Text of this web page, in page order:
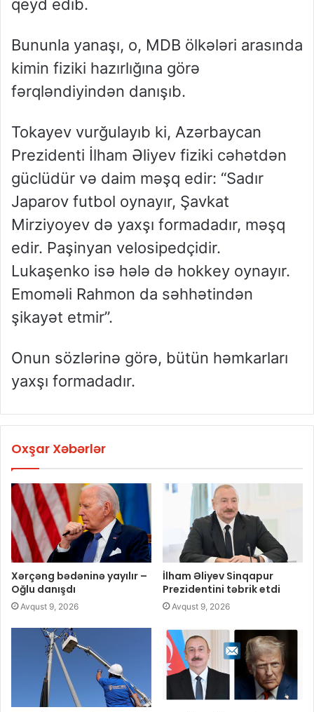
qeyd edib.
Bununla yanaşı, o, MDB ölkələri arasında
kimin fiziki hazırlığına görə
fərqləndiyindən danışıb.
Tokayev vurğulayıb ki, Azərbaycan
Prezidenti İlham Əliyev fiziki cəhətdən
güclüdür və daim məşq edir: “Sadır
Japarov futbol oynayır, Şavkat
Mirziyoyev də yaxşı formadadır, məşq
edir. Paşinyan velosipedçidir.
Lukaşenko isə hələ də hokkey oynayır.
Emoməli Rahmon da səhhətindən
şikayət etmir”.
Onun sözlərinə görə, bütün həmkarları
yaxşı formadadır.
Oxşar Xəbərlər
Xərçəng bədəninə yayılır –
Oğlu danışdı
Avqust 9, 2026
İlham Əliyev Sinqapur
Prezidentini təbrik etdi
Avqust 9, 2026